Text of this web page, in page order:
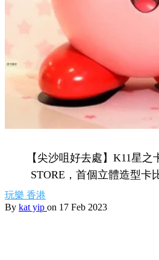
【尖沙咀好去處】K11星之
STORE，首個立體造型卡
玩樂 香港
By kat yip on 17 Feb 2023